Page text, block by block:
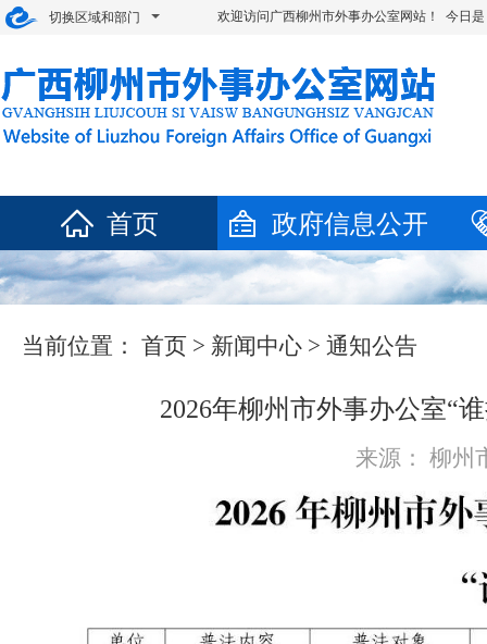
切换区域和部门 欢迎访问广西柳州市外事办公室网站！ 今日是
首页 政府信息公开
当前位置： 首页 > 新闻中心 > 通知公告
2026年柳州市外事办公室“
来源： 柳